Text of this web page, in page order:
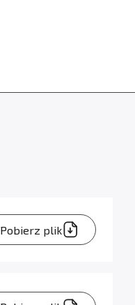
Pobierz plik